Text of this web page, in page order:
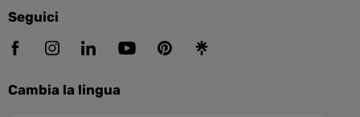
Seguici
Cambia la lingua